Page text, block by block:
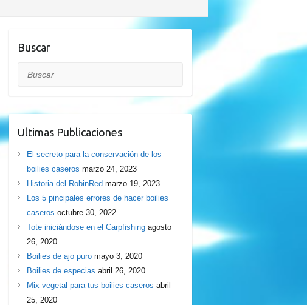
Buscar
Buscar
Ultimas Publicaciones
El secreto para la conservación de los
boilies caseros marzo 24, 2023
Historia del RobinRed marzo 19, 2023
Los 5 pincipales errores de hacer boilies
caseros octubre 30, 2022
Tote iniciándose en el Carpfishing agosto
26, 2020
Boilies de ajo puro mayo 3, 2020
Boilies de especias abril 26, 2020
Mix vegetal para tus boilies caseros abril
25, 2020